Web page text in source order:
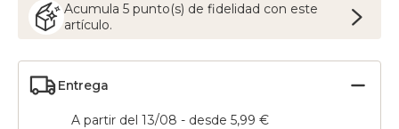
Acumula 5 punto(s) de fidelidad con este
artículo.
Entrega
A partir del 13/08 - desde 5,99 €